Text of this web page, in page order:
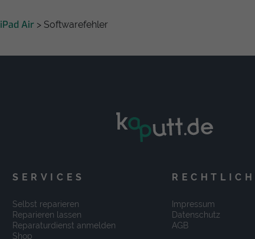
iPad Air > Softwarefehler
SERVICES
Selbst reparieren
Reparieren lassen
Reparaturdienst anmelden
Shop
Impressum
Datenschutz
AGB